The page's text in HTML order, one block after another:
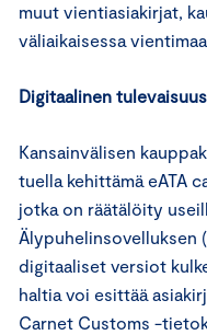
muut vientiasiakirjat,
väliaikaisessa
Digitaalinen
Kansainvälisen
tuella kehittämä eATA
jotka on räätälöity
Älypuhelinsovelluksen
digitaaliset versiot
haltia voi esittää
Carnet Customs -